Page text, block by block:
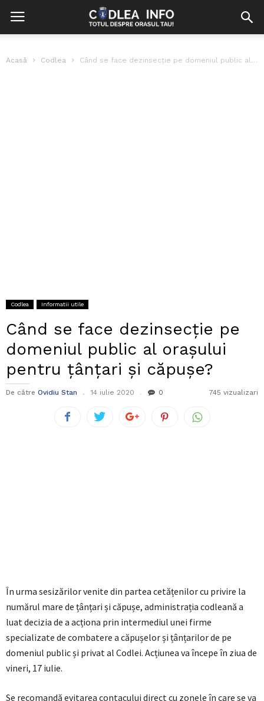
Acasă Codlea Când se face dezinsecție pe domeniul public al orașului pentru țânțari și...
Codlea Informatii utile
Când se face dezinsecție pe
domeniul public al orașului
pentru țânțari și căpușe?
De către Ovidiu Stan 14 iulie 2020 0 745 vizualizari
În urma sesizărilor venite din partea cetățenilor cu privire la
numărul mare de țânțari și căpușe, administrația codleană a
luat decizia de a acționa prin intermediul unei firme
specializate de combatere a căpușelor și țânțarilor de pe
domeniul public și privat al Codlei. Acțiunea va începe în ziua de
vineri, 17 iulie.
Se recomandă evitarea contacului direct cu zonele în care se va